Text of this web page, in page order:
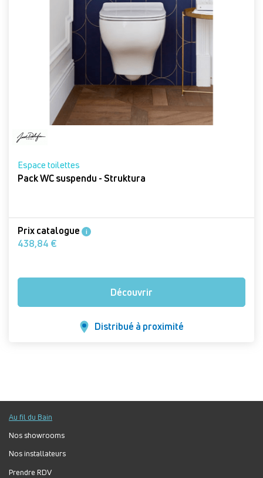
Espace toilettes
Pack WC suspendu - Struktura
Prix catalogue i
438,84 €
Découvrir
Distribué à proximité
Au fil du Bain
Nos showrooms
Nos installateurs
Prendre RDV